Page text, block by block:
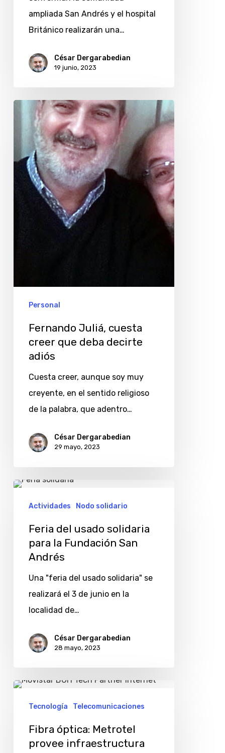
hospital
Británico
ampliada San Andrés y el hospital
Británico realizarán una…
César Dergarabedian
19 junio, 2023
Fernando
cuesta
creer
que
Personal
Fernando Juliá, cuesta
creer que deba decirte
adiós
Cuesta creer, aunque soy muy
creyente, en el sentido religioso
de la palabra, que adentro…
César Dergarabedian
29 mayo, 2023
Feria
solidaria
Fundación
Andrés
Actividades Nodo solidario
Feria del usado solidaria
para la Fundación San
Andrés
Una "feria del usado solidaria" se
realizará el 3 de junio en la
localidad de…
César Dergarabedian
28 mayo, 2023
Fibra
óptica:
provee
Tecnología Telecomunicaciones
Fibra óptica: Metrotel
provee infraestructura